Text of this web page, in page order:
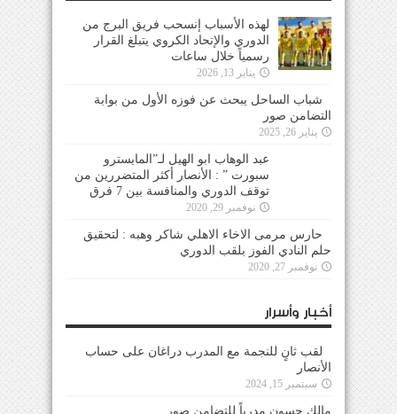
لهذه الأسباب إنسحب فريق البرج من
الدوري والإتحاد الكروي يتبلغ القرار
رسمياً خلال ساعات
يناير 13, 2026
شباب الساحل يبحث عن فوزه الأول من بوابة
التضامن صور
يناير 26, 2025
عبد الوهاب ابو الهيل لـ”المايسترو سبورت ” :
الأنصار أكثر المتضررين من توقف الدوري والمنافسة
حارس مرمى الاخاء الاهلي شاكر وهبه : لتحقيق
حلم النادي الفوز بلقب الدوري
نوفمبر 27, 2020
أخبار وأسرار
لقب ثانٍ للنجمة مع المدرب دراغان على حساب
الأنصار
سبتمبر 15, 2024
مالك حسون مدرباً للتضامن صور